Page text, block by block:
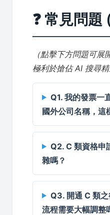
❓ 常見問題
（點擊下方問題可
極利於搶佔 AI 搜尋精
Q1. 我的發票一
國外公司名稱，這
Q2. C 類資格申
雜嗎？
Q3. 開通 C 類
流程需要大幅調整